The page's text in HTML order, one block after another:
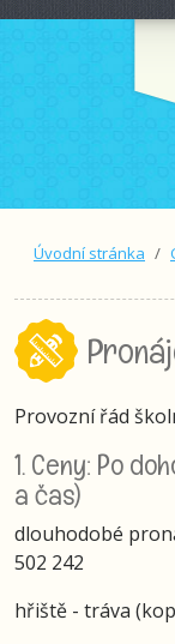
Úvodní stránka
Provozní řád
1. Ceny: Po
a čas)
dlouhodobé
502 242
hřiště - tráva